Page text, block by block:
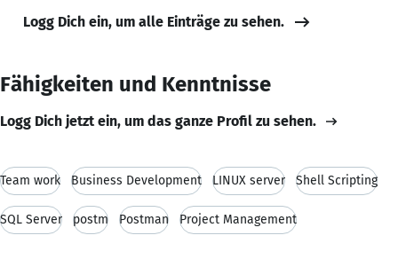
Logg Dich ein, um alle Einträge zu sehen.
Fähigkeiten und Kenntnisse
Logg Dich jetzt ein, um das ganze Profil zu sehen.
Team work Business Development LINUX server Shell Scripting
SQL Server postm Postman Project Management